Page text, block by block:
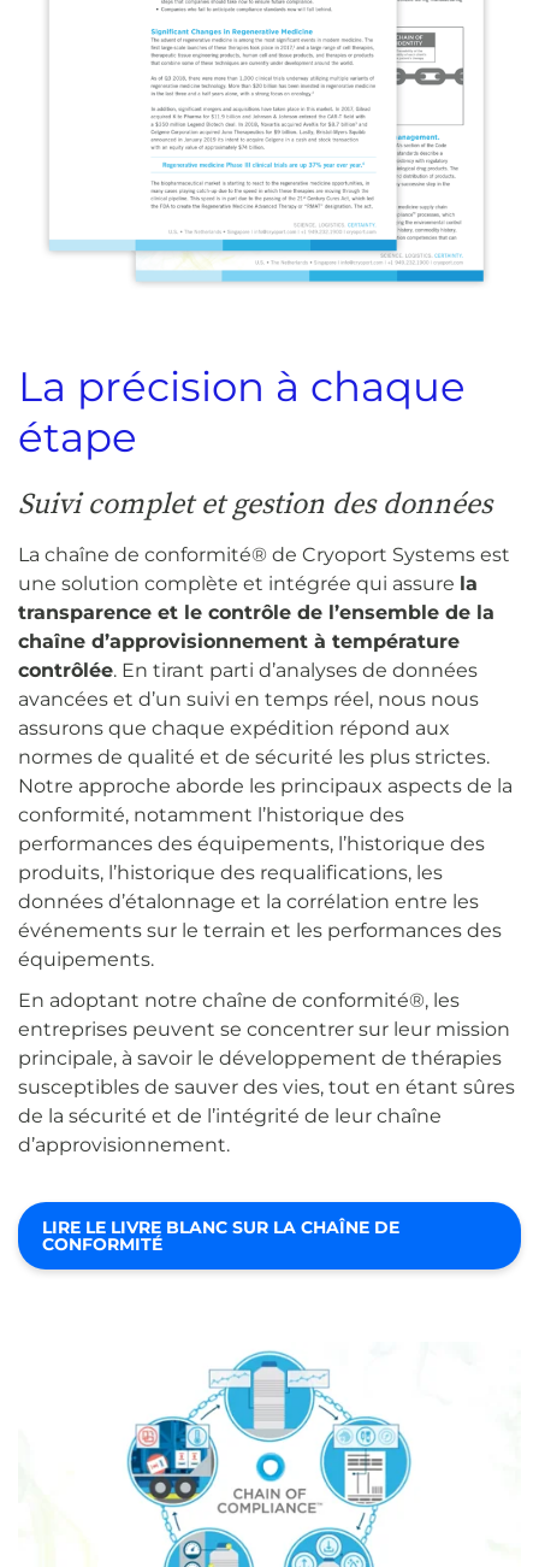
La précision à chaque
étape
Suivi complet et gestion des données
La chaîne de conformité® de Cryoport Systems est
une solution complète et intégrée qui assure la
transparence et le contrôle de l’ensemble de la
chaîne d’approvisionnement à température
contrôlée. En tirant parti d’analyses de données
avancées et d’un suivi en temps réel, nous nous
assurons que chaque expédition répond aux
normes de qualité et de sécurité les plus strictes.
Notre approche aborde les principaux aspects de la
conformité, notamment l’historique des
performances des équipements, l’historique des
produits, l’historique des requalifications, les
données d’étalonnage et la corrélation entre les
événements sur le terrain et les performances des
équipements.
En adoptant notre chaîne de conformité®, les
entreprises peuvent se concentrer sur leur mission
principale, à savoir le développement de thérapies
susceptibles de sauver des vies, tout en étant sûres
de la sécurité et de l’intégrité de leur chaîne
d’approvisionnement.
LIRE LE LIVRE BLANC SUR LA CHAÎNE DE
CONFORMITÉ